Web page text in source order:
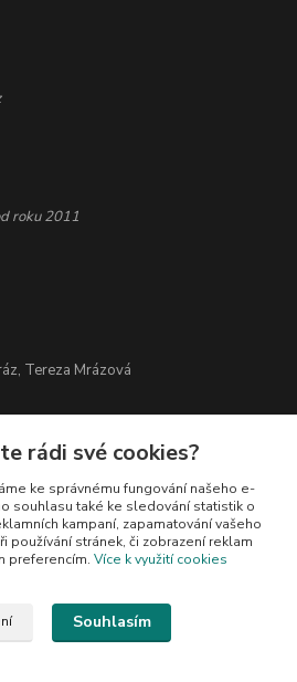
roku 2011
Tereza Mrázová
rádi své cookies?
ke správnému fungování našeho e-
souhlasu také ke sledování statistik o
kampaní, zapamatování vašeho
používání stránek, či zobrazení reklam
preferencím. Více k využití cookies
Souhlasím